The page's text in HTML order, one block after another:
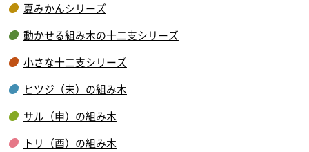
夏みかんシリーズ
動かせる組み木の十二支シリーズ
小さな十二支シリーズ
ヒツジ（未）の組み木
サル（申）の組み木
トリ（酉）の組み木